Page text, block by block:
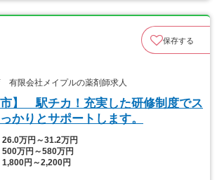
保存する
限会社メイプルの薬剤師求人
市】 駅チカ！充実した研修制度でス
かりとサポートします。
26.0万円～31.2万円
500万円～580万円
1,800円～2,200円